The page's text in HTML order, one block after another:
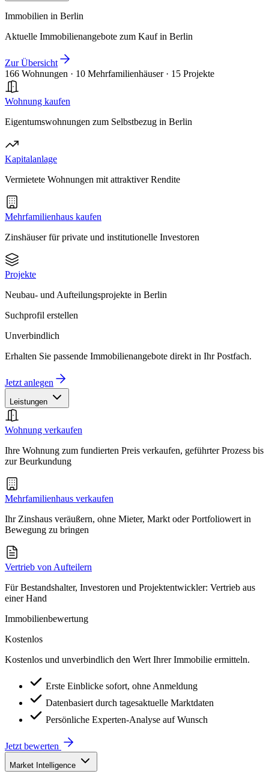
Immobilien in Berlin
Aktuelle Immobilienangebote zum Kauf in Berlin
Zur Übersicht
166 Wohnungen · 10 Mehrfamilienhäuser · 15 Projekte
Wohnung kaufen
Eigentumswohnungen zum Selbstbezug in Berlin
Kapitalanlage
Vermietete Wohnungen mit attraktiver Rendite
Mehrfamilienhaus kaufen
Zinshäuser für private und institutionelle Investoren
Projekte
Neubau- und Aufteilungsprojekte in Berlin
Suchprofil erstellen
Unverbindlich
Erhalten Sie passende Immobilienangebote direkt in Ihr Postfach.
Jetzt anlegen
Leistungen
Wohnung verkaufen
Ihre Wohnung zum fundierten Preis verkaufen, geführter Prozess bis
zur Beurkundung
Mehrfamilienhaus verkaufen
Ihr Zinshaus veräußern, ohne Mieter, Markt oder Portfoliowert in
Bewegung zu bringen
Vertrieb von Aufteilern
Für Bestandshalter, Investoren und Projektentwickler: Vertrieb aus
einer Hand
Immobilienbewertung
Kostenlos
Kostenlos und unverbindlich den Wert Ihrer Immobilie ermitteln.
Erste Einblicke sofort, ohne Anmeldung
Datenbasiert durch tagesaktuelle Marktdaten
Persönliche Experten-Analyse auf Wunsch
Jetzt bewerten
Market Intelligence